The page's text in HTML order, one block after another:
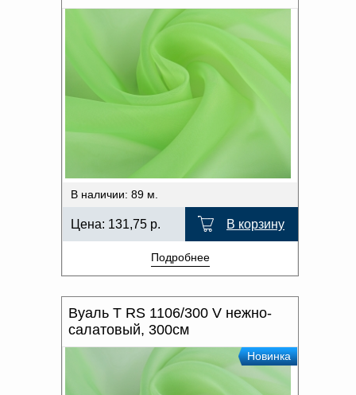
В наличии: 89 м.
Цена: 131,75 р. В корзину
Подробнее
Вуаль T RS 1106/300 V нежно-
салатовый, 300см
Новинка